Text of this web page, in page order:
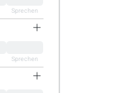
Sprechen
Sprechen